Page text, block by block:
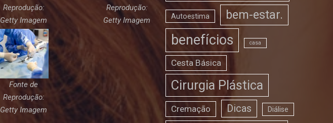
Reprodução:
Getty Imagem
Reprodução:
Getty Imagem
Fonte de
Reprodução:
Getty Imagem
Autoestima bem-estar.
benefícios casa
Cesta Básica
Cirurgia Plástica
Cremação Dicas Diálise